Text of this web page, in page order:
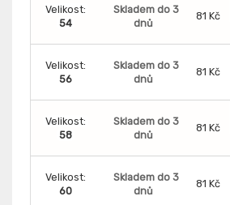
Velikost:
54
Skladem do 3
dnů
81 Kč
Velikost:
56
Skladem do 3
dnů
81 Kč
Velikost:
58
Skladem do 3
dnů
81 Kč
Velikost:
60
Skladem do 3
dnů
81 Kč